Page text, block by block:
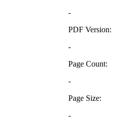
-
PDF Version:
-
Page Count:
-
Page Size:
-